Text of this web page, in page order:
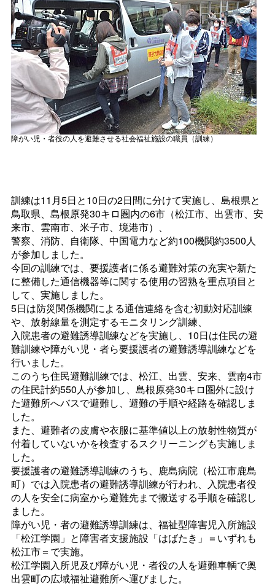
障がい児・者役の人を避難させる社会福祉施設の職員（訓練）
訓練は11月5日と10日の2日間に分けて実施し、島根県と
鳥取県、島根原発30キロ圏内の6市（松江市、出雲市、安
来市、雲南市、米子市、境港市）、
警察、消防、自衛隊、中国電力など約100機関約3500人
が参加しました。
今回の訓練では、要援護者に係る避難対策の充実や新た
に整備した通信機器等に関する使用の習熟を重点項目と
して、実施しました。
5日は防災関係機関による通信連絡を含む初動対応訓練
や、放射線量を測定するモニタリング訓練、
入院患者の避難誘導訓練などを実施し、10日は住民の避
難訓練や障がい児・者ら要援護者の避難誘導訓練などを
行いました。
このうち住民避難訓練では、松江、出雲、安来、雲南4市
の住民計約550人が参加し、島根原発30キロ圏外に設け
た避難所へバスで避難し、避難の手順や経路を確認しま
した。
また、避難者の皮膚や衣服に基準値以上の放射性物質が
付着していないかを検査するスクリーニングも実施しま
した。
要援護者の避難誘導訓練のうち、鹿島病院（松江市鹿島
町）では入院患者の避難誘導訓練が行われ、入院患者役
の人を安全に病室から避難先まで搬送する手順を確認し
ました。
障がい児・者の避難誘導訓練は、福祉型障害児入所施設
「松江学園」と障害者支援施設「はばたき」＝いずれも
松江市＝で実施。
松江学園入所児及び障がい児・者役の人を避難車輌で奥
出雲町の広域福祉避難所へ運びました。